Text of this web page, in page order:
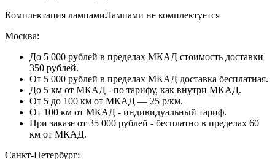
Комплектация лампамиЛампами не комплектуется
Москва:
До 5 000 рублей в пределах МКАД стоимость доставки
350 рублей.
От 5 000 рублей в пределах МКАД доставка бесплатная.
До 5 км от МКАД - по тарифу, как внутри МКАД.
От 5 до 100 км от МКАД — 25 р/км.
От 100 км от МКАД - индивидуальный тариф.
При заказе от 35 000 рублей - бесплатно в пределах 60
км от МКАД.
Санкт-Петербург: